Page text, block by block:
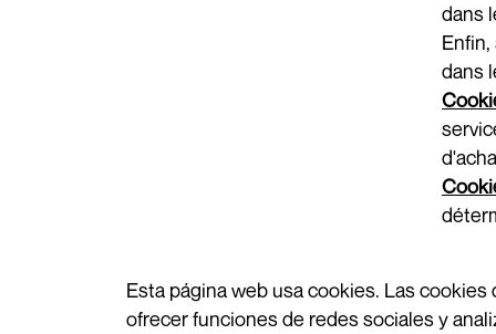
dans
dans
Esta página web usa cookies. Las
ofrecer funciones de redes sociales y